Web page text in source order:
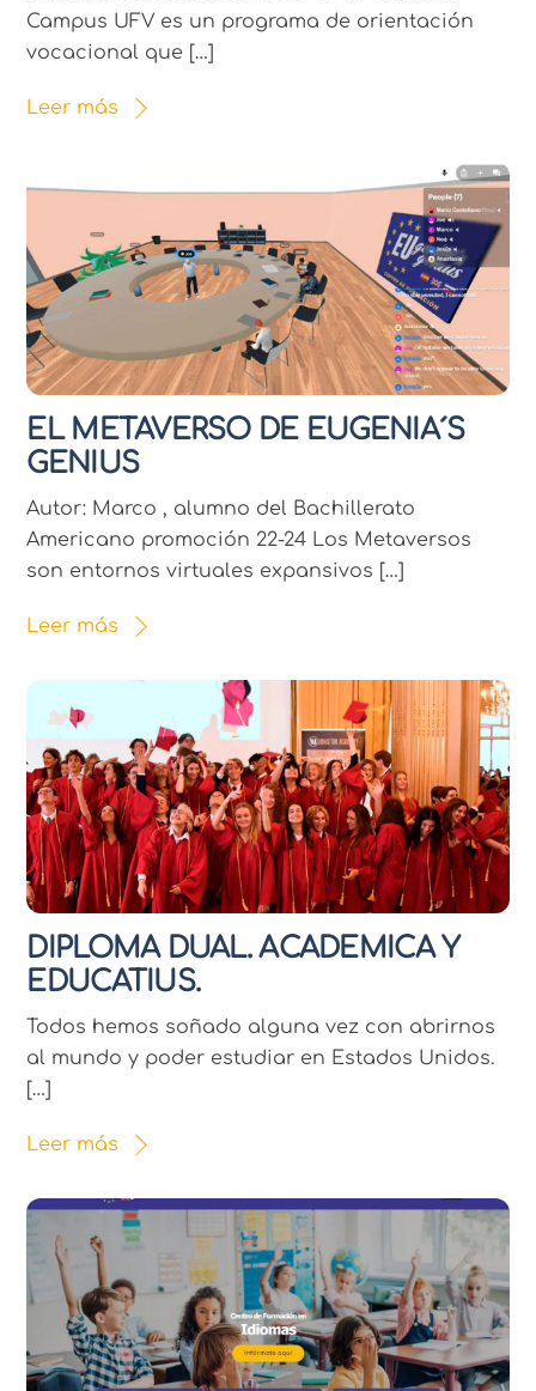
Campus UFV es un programa de orientación
vocacional que […]
Leer más
EL METAVERSO DE EUGENIA´S
GENIUS
Autor: Marco , alumno del Bachillerato
Americano promoción 22-24 Los Metaversos
son entornos virtuales expansivos […]
Leer más
DIPLOMA DUAL. ACADEMICA Y
EDUCATIUS.
Todos hemos soñado alguna vez con abrirnos
al mundo y poder estudiar en Estados Unidos.
[…]
Leer más